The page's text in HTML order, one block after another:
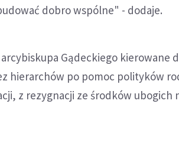
dobro wspólne" - dodaje.
Gądeckiego kierowane
hierarchów po pomoc polityków
z rezygnacji ze środków